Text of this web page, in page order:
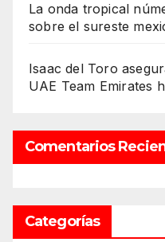
La onda tropical
sobre el sureste
Isaac del Toro
UAE Team Emirates
Comentarios
Categorías